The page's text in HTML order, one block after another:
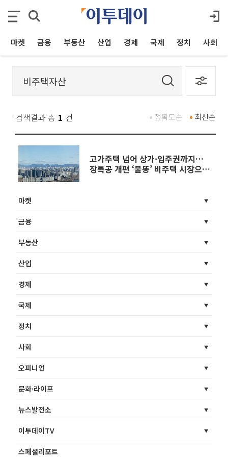
마켓 금융 부동산 산업 경제 국제 정치 사회
검색결과 총 1 건 최신순
정확도순
고가주택 넘어 상가·입주권까지…
장특공 개편 ‘불똥’ 비주택 시장으로
마켓
금융
부동산
산업
경제
국제
정치
사회
오피니언
문화·라이프
뉴스발전소
이투데이TV
스페셜리포트